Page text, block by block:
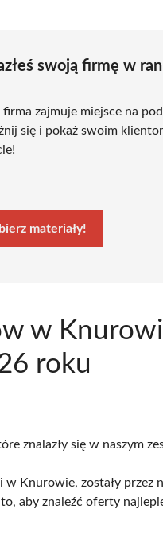
swoją firmę w
firma zajmuje miejsce na
się i pokaż swoim
materiały!
w
roku
znalazły się w naszym
Knurowie, zostały przez
aby znaleźć oferty